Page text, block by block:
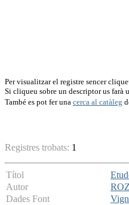
Per visualitzar el registre sencer
Si cliqueu sobre un descriptor us farà
També es pot fer una cerca al catàleg
Registres trobats: 1
Títol
Autor
Dades Font